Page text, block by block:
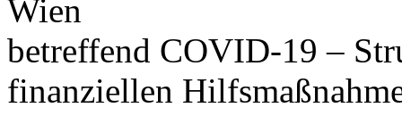
Wien
betreffend COVID-19 –
finanziellen